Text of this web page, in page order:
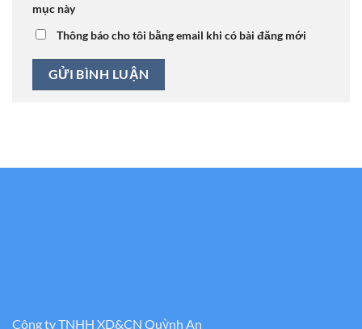
mục này
Thông báo cho tôi bằng email khi có bài đăng mới
Công ty TNHH XD&CN Quỳnh An